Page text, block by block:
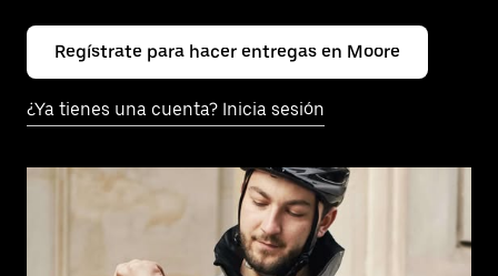
Regístrate para hacer entregas en Moore
¿Ya tienes una cuenta? Inicia sesión